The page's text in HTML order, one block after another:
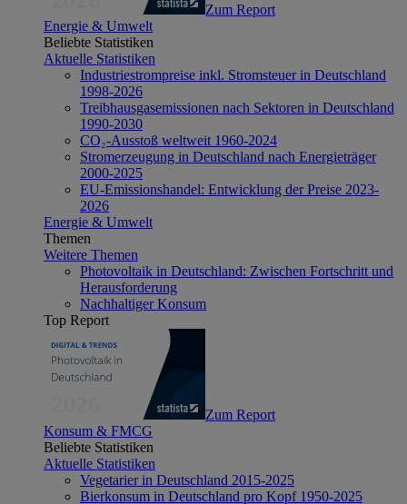
Zum Report
Energie & Umwelt
Beliebte Statistiken
Aktuelle Statistiken
Industriestrompreise inkl. Stromsteuer in Deutschland
1998-2026
Treibhausgasemissionen nach Sektoren in Deutschland
1990-2030
CO₂-Ausstoß weltweit 1960-2024
Stromerzeugung in Deutschland nach Energieträger
2000-2025
EU-Emissionshandel: Entwicklung der Preise 2023-
2026
Energie & Umwelt
Themen
Weitere Themen
Photovoltaik in Deutschland: Zwischen Fortschritt und
Herausforderung
Nachhaltiger Konsum
Top Report
Zum Report
Konsum & FMCG
Beliebte Statistiken
Aktuelle Statistiken
Vegetarier in Deutschland 2015-2025
Bierkonsum in Deutschland pro Kopf 1950-2025